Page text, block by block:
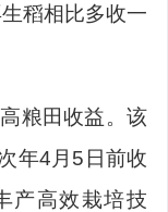
稻相比多收一
粮田收益。该
年4月5日前收
产高效栽培技